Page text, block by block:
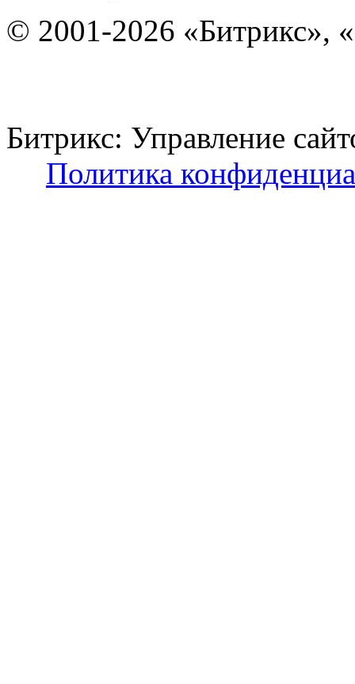
© 2001-2026 «Битрикс»,
Битрикс: Управление
Политика